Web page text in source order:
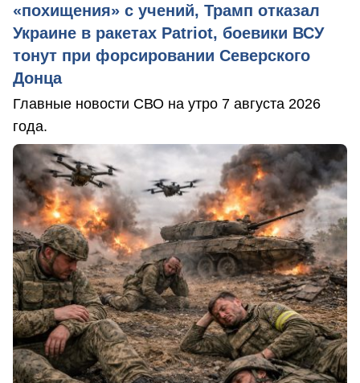
«похищения» с учений, Трамп отказал
Украине в ракетах Patriot, боевики ВСУ
тонут при форсировании Северского
Донца
Главные новости СВО на утро 7 августа 2026
года.